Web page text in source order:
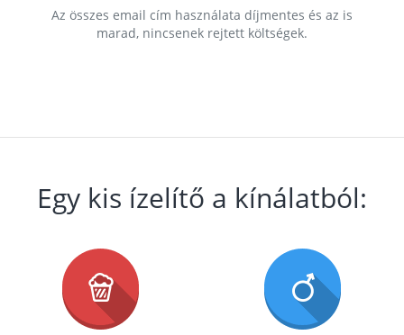
Az összes email cím használata díjmentes és az is
marad, nincsenek rejtett költségek.
Egy kis ízelítő a kínálatból: